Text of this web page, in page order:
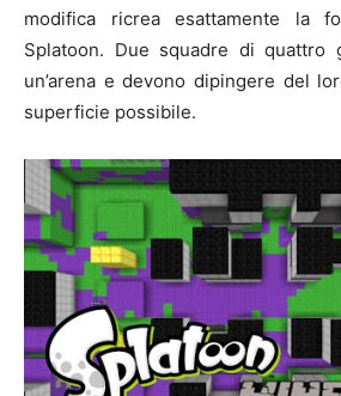
modifica ricrea esattamente la
Splatoon. Due squadre di quattro
un’arena e devono dipingere del
superficie possibile.